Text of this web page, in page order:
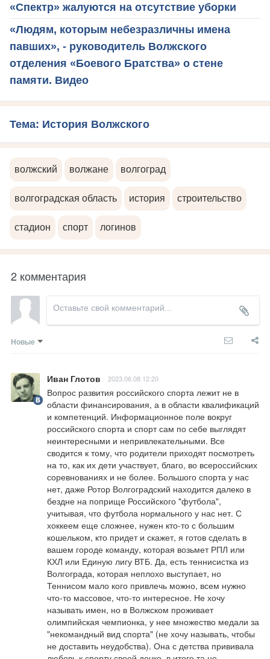
«Спектр» жалуются на отсутствие уборки
«Людям, которым небезразличны имена
павших», - руководитель Волжского
отделения «Боевого Братства» о стене
памяти. Видео
Тема: История Волжского
волжский волжане волгоград
волгоградская область история строительство
стадион спорт логинов
2 комментария
Новые
Иван Глотов 2023.06.08 12:20
Вопрос развития российского спорта лежит не в
области финансирования, а в области квалификаций
и компетенций. Информационное поле вокруг
российского спорта и спорт сам по себе выглядят
неинтересными и непривлекательными. Все
сводится к тому, что родители приходят посмотреть
на то, как их дети участвует, благо, во всероссийских
соревнованиях и не более. Большого спорта у нас
нет, даже Ротор Волгоградский находится далеко в
бездне на поприще Российского "футбола",
учитывая, что футбола нормального у нас нет. С
хоккеем еще сложнее, нужен кто-то с большим
кошельком, кто придет и скажет, я готов сделать в
вашем городе команду, которая возьмет РПЛ или
КХЛ или Единую лигу ВТБ. Да, есть теннисистка из
Волгограда, которая неплохо выступает, но
Теннисом мало кого привлечь можно, всем нужно
что-то массовое, что-то интересное. Не хочу
называть имен, но в Волжском проживает
олимпийская чемпионка, у нее множество медали за
"некомандный вид спорта" (не хочу называть, чтобы
не доставить неудобства). Она с детства прививала